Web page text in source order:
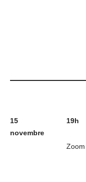
15
novembre
19h
Zoom